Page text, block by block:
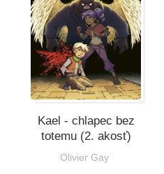
Kael - chlapec bez
totemu (2. akosť)
Olivier Gay